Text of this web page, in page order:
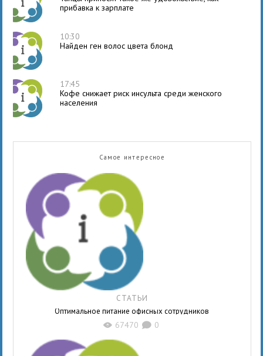
прибавка к зарплате
10:30
Найден ген волос цвета блонд
17:45
Кофе снижает риск инсульта среди женского
населения
Самое интересное
СТАТЬИ
Оптимальное питание офисных сотрудников
X 67470 K 0